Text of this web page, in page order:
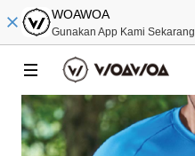
WOAWOA
Gunakan App Kami Sekarang